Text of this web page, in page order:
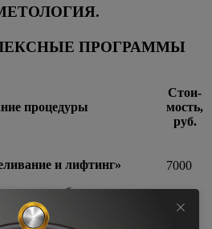
ПРОГРАММЫ
процедуры
Стои­
мость,
руб.
и лифтинг»
кожи, обновляет,
мелкие морщинки,
и тургор кожи.
7000